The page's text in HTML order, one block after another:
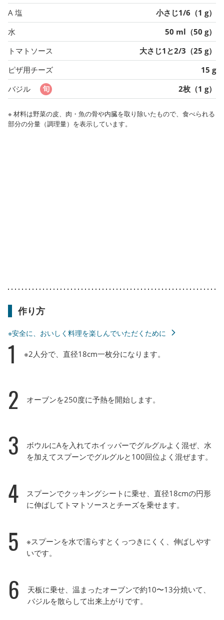
A 塩
小さじ1/6（1 g）
水
50 ml（50 g）
トマトソース
大さじ1と2/3（25 g）
ピザ用チーズ
15 g
バジル
2枚（1 g）
※ 材料は野菜の皮、肉・魚の骨や内臓を取り除いたもので、食べられる
部分の分量（調理量）を表示しています。
作り方
※安全に、おいしく料理を楽しんでいただくために
1 ※2人分で、直径18cm一枚分になります。
2 オーブンを250度に予熱を開始します。
3
ボウルにAを入れてホイッパーでグルグルよく混ぜ、水
を加えてスプーンでグルグルと100回位よく混ぜます。
4
スプーンでクッキングシートに乗せ、直径18cmの円形
に伸ばしてトマトソースとチーズを乗せます。
5
※スプーンを水で濡らすとくっつきにくく、伸ばしやす
いです。
6
天板に乗せ、温まったオーブンで約10〜13分焼いて、
バジルを散らして出来上がりです。